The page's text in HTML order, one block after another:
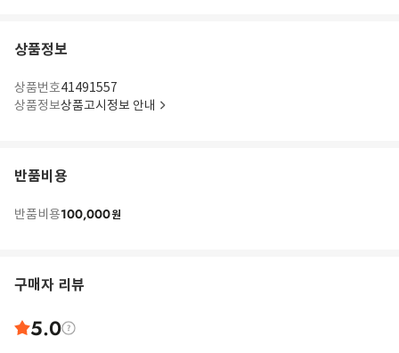
상품정보
상품번호41491557
상품정보상품고시정보 안내
반품비용
반품비용100,000원
구매자 리뷰
5.0